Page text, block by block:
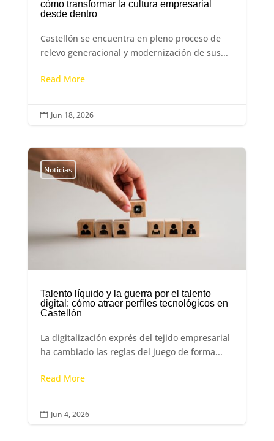
cómo transformar la cultura empresarial
desde dentro
Castellón se encuentra en pleno proceso de
relevo generacional y modernización de sus...
Read More
 Jun 18, 2026
Noticias
Talento líquido y la guerra por el talento
digital: cómo atraer perfiles tecnológicos en
Castellón
La digitalización exprés del tejido empresarial
ha cambiado las reglas del juego de forma...
Read More
 Jun 4, 2026